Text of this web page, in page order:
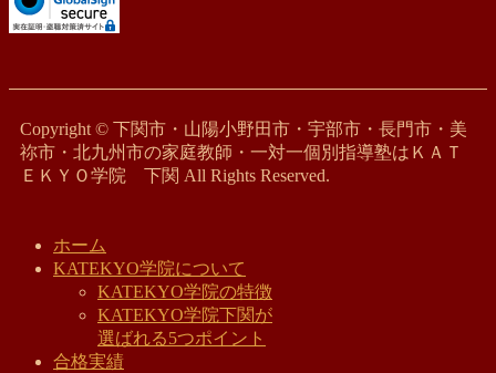
Copyright © 下関市・山陽小野田市・宇部市・長門市・美
祢市・北九州市の家庭教師・一対一個別指導塾はＫＡＴ
ＥＫＹＯ学院 下関 All Rights Reserved.
ホーム
KATEKYO学院について
KATEKYO学院の特徴
KATEKYO学院下関が
選ばれる5つポイント
合格実績